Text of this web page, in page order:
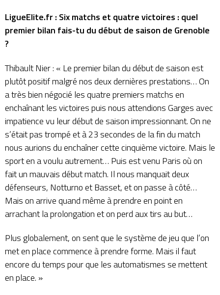
LigueElite.fr : Six matchs et quatre victoires : quel
premier bilan fais-tu du début de saison de Grenoble
?
Thibault Nier : « Le premier bilan du début de saison est
plutôt positif malgré nos deux dernières prestations… On
a très bien négocié les quatre premiers matchs en
enchaînant les victoires puis nous attendions Garges avec
impatience vu leur début de saison impressionnant. On ne
s’était pas trompé et à 23 secondes de la fin du match
nous aurions du enchaîner cette cinquième victoire. Mais le
sport en a voulu autrement… Puis est venu Paris où on
fait un mauvais début match. Il nous manquait deux
défenseurs, Notturno et Basset, et on passe à côté…
Mais on arrive quand même à prendre en point en
arrachant la prolongation et on perd aux tirs au but…
Plus globalement, on sent que le système de jeu que l’on
met en place commence à prendre forme. Mais il faut
encore du temps pour que les automatismes se mettent
en place. »